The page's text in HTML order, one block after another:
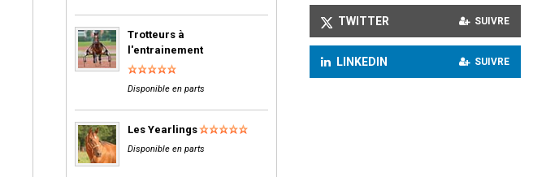
Trotteurs à
l'entrainement
Disponible en parts
Les Yearlings
Disponible en parts
TWITTER SUIVRE
LINKEDIN SUIVRE